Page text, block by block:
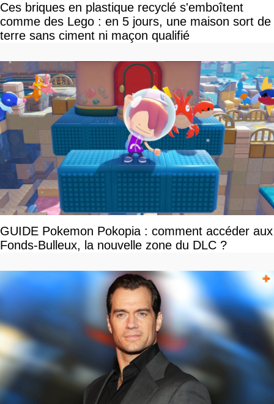
Ces briques en plastique recyclé s'emboîtent
comme des Lego : en 5 jours, une maison sort de
terre sans ciment ni maçon qualifié
GUIDE Pokemon Pokopia : comment accéder aux
Fonds-Bulleux, la nouvelle zone du DLC ?